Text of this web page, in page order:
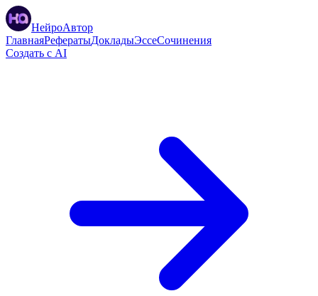
НейроАвтор
ГлавнаяРефератыДокладыЭссеСочинения
Создать с AI